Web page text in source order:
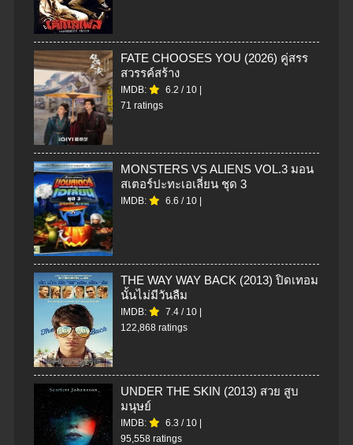
FATE CHOOSES YOU (2026) คู่สรร
สวรรค์สร้าง
IMDB: 6.2 / 10 |
71 ratings
MONSTERS VS ALIENS VOL.3 มอน
สเตอร์ปะทะเอเลี่ยน ชุด 3
IMDB: 6.6 / 10 |
THE WAY WAY BACK (2013) ปิดเทอม
นั้นไม่มีวันลืม
IMDB: 7.4 / 10 |
122,868 ratings
UNDER THE SKIN (2013) สวย สูบ
มนุษย์
IMDB: 6.3 / 10 |
95,558 ratings